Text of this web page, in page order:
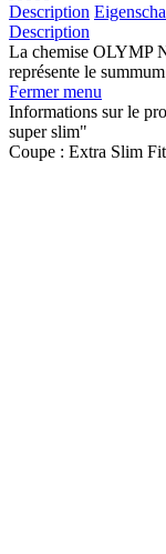
Description
Description
La chemise OLYMP
représente le
Fermer menu
Informations sur le
super slim"
Coupe : Extra Slim Fit